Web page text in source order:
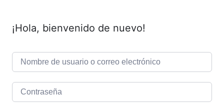
¡Hola, bienvenido de nuevo!